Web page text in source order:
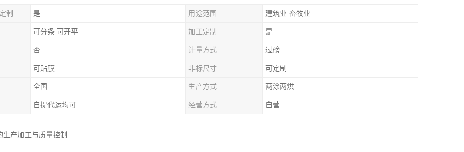
制 是 用途范围 建筑业 畜牧业
可分条 可开平 加工定制 是
否 计量方式 过磅
可贴膜 非标尺寸 可定制
全国 生产方式 两涂两烘
自提代运均可 经营方式 自营
生产加工与质量控制